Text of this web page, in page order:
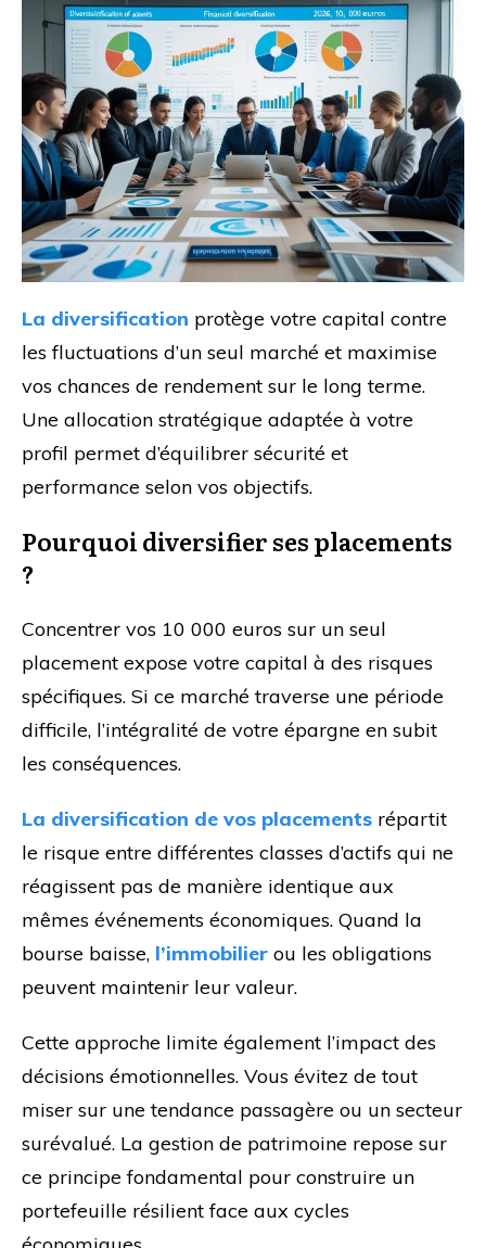
La diversification protège votre capital contre
les fluctuations d’un seul marché et maximise
vos chances de rendement sur le long terme.
Une allocation stratégique adaptée à votre
profil permet d’équilibrer sécurité et
performance selon vos objectifs.
Pourquoi diversifier ses placements
?
Concentrer vos 10 000 euros sur un seul
placement expose votre capital à des risques
spécifiques. Si ce marché traverse une période
difficile, l’intégralité de votre épargne en subit
les conséquences.
La diversification de vos placements répartit
le risque entre différentes classes d’actifs qui ne
réagissent pas de manière identique aux
mêmes événements économiques. Quand la
bourse baisse, l’immobilier ou les obligations
peuvent maintenir leur valeur.
Cette approche limite également l’impact des
décisions émotionnelles. Vous évitez de tout
miser sur une tendance passagère ou un secteur
surévalué. La gestion de patrimoine repose sur
ce principe fondamental pour construire un
portefeuille résilient face aux cycles